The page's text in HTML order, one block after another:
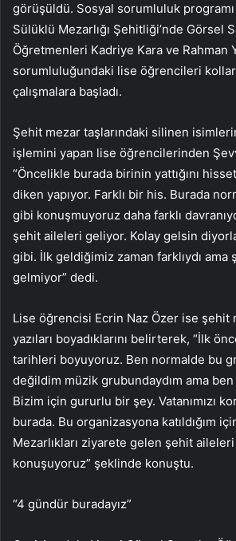
görüşüldü. Sosyal sorumluluk programı
Sülüklü Mezarlığı Şehitliği’nde Görsel
Öğretmenleri Kadriye Kara ve Rahman
sorumluluğundaki lise öğrencileri
çalışmalara başladı.
Şehit mezar taşlarındaki silinen
işlemini yapan lise öğrencilerinden
“Öncelikle burada birinin yattığını
diken yapıyor. Farklı bir his. Burada
gibi konuşmuyoruz daha farklı
şehit aileleri geliyor. Kolay gelsin
gibi. İlk geldiğimiz zaman farklıydı ama
gelmiyor” dedi.
Lise öğrencisi Ecrin Naz Özer ise şehit
yazıları boyadıklarını belirterek, “İlk
tarihleri boyuyoruz. Ben normalde bu
değildim müzik grubundaydım ama
Bizim için gururlu bir şey. Vatanımızı
burada. Bu organizasyona katıldığım
Mezarlıkları ziyarete gelen şehit
konuşuyoruz” şeklinde konuştu.
“4 gündür buradayız”